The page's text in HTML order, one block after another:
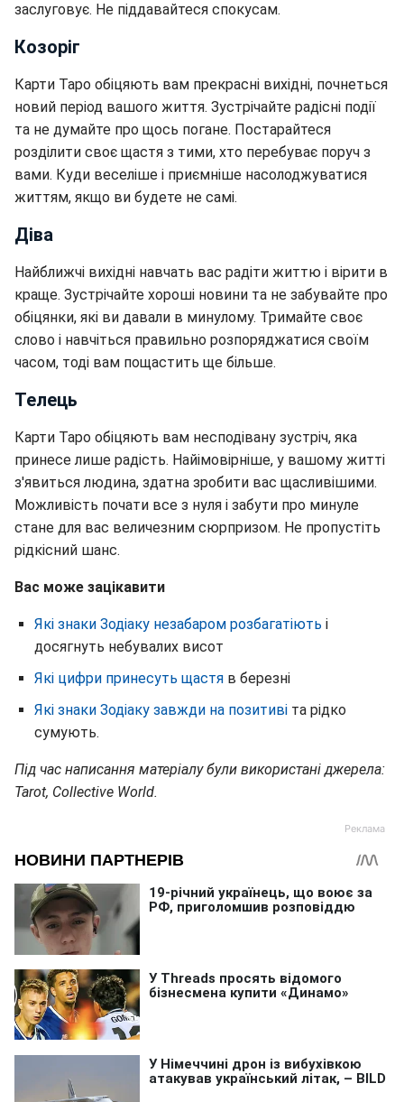
заслуговує. Не піддавайтеся спокусам.
Козоріг
Карти Таро обіцяють вам прекрасні вихідні, почнеться
новий період вашого життя. Зустрічайте радісні події
та не думайте про щось погане. Постарайтеся
розділити своє щастя з тими, хто перебуває поруч з
вами. Куди веселіше і приємніше насолоджуватися
життям, якщо ви будете не самі.
Діва
Найближчі вихідні навчать вас радіти життю і вірити в
краще. Зустрічайте хороші новини та не забувайте про
обіцянки, які ви давали в минулому. Тримайте своє
слово і навчіться правильно розпоряджатися своїм
часом, тоді вам пощастить ще більше.
Телець
Карти Таро обіцяють вам несподівану зустріч, яка
принесе лише радість. Найімовірніше, у вашому житті
з'явиться людина, здатна зробити вас щасливішими.
Можливість почати все з нуля і забути про минуле
стане для вас величезним сюрпризом. Не пропустіть
рідкісний шанс.
Вас може зацікавити
Які знаки Зодіаку незабаром розбагатіють і
досягнуть небувалих висот
Які цифри принесуть щастя в березні
Які знаки Зодіаку завжди на позитиві та рідко
сумують.
Під час написання матеріалу були використані джерела:
Tarot, Collective World.